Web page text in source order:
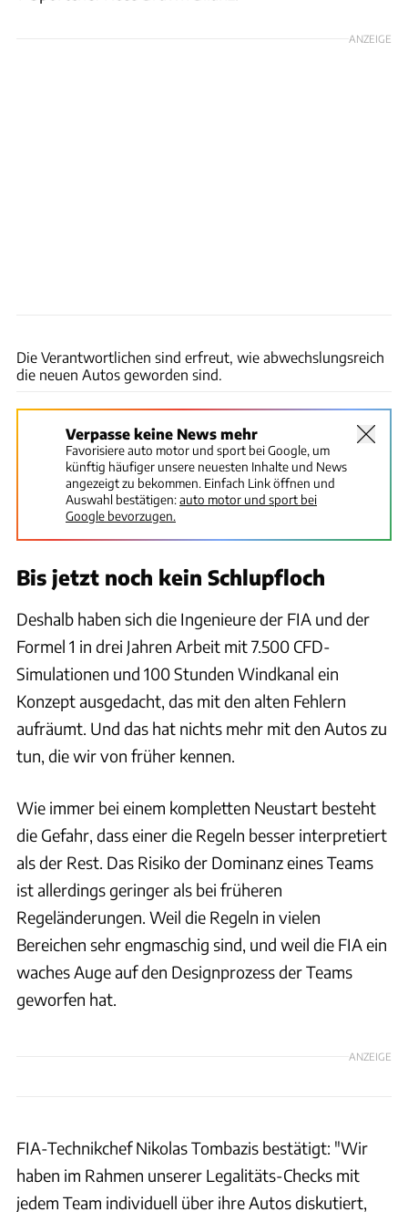
ANZEIGE
Die Verantwortlichen sind erfreut, wie abwechslungsreich
die neuen Autos geworden sind.
Verpasse keine News mehr
Favorisiere auto motor und sport bei Google, um
künftig häufiger unsere neuesten Inhalte und News
angezeigt zu bekommen. Einfach Link öffnen und
Auswahl bestätigen:auto motor und sport bei
Google bevorzugen.
Bis jetzt noch kein Schlupfloch
Deshalb haben sich die Ingenieure der FIA und der
Formel 1 in drei Jahren Arbeit mit 7.500 CFD-
Simulationen und 100 Stunden Windkanal ein
Konzept ausgedacht, das mit den alten Fehlern
aufräumt. Und das hat nichts mehr mit den Autos zu
tun, die wir von früher kennen.
Wie immer bei einem kompletten Neustart besteht
die Gefahr, dass einer die Regeln besser interpretiert
als der Rest. Das Risiko der Dominanz eines Teams
ist allerdings geringer als bei früheren
Regeländerungen. Weil die Regeln in vielen
Bereichen sehr engmaschig sind, und weil die FIA ein
waches Auge auf den Designprozess der Teams
geworfen hat.
ANZEIGE
FIA-Technikchef Nikolas Tombazis bestätigt: "Wir
haben im Rahmen unserer Legalitäts-Checks mit
jedem Team individuell über ihre Autos diskutiert,